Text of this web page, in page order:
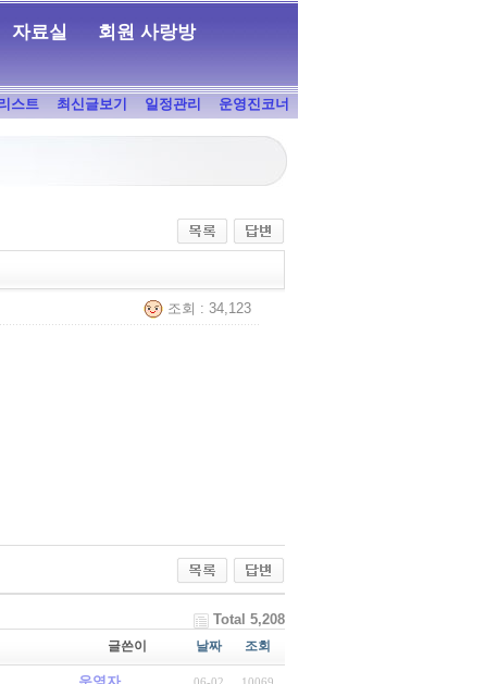
자료실 회원 사랑방
스트 최신글보기 일정관리 운영진코너
조회 : 34,123
Total 5,208
글쓴이 날짜 조회